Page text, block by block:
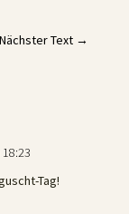
Nächster Text →
Tag!